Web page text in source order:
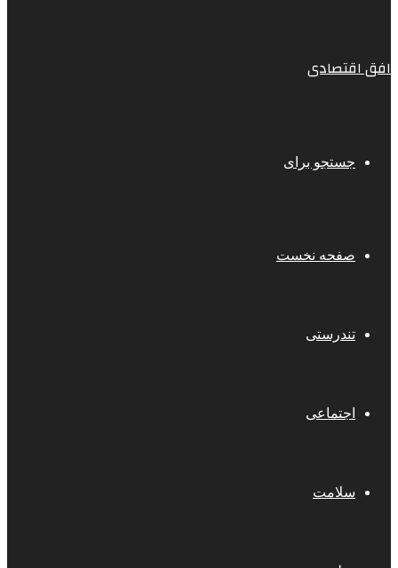
افق اقتصادی
جستجو برای
صفحه نخست
تندرستی
اجتماعی
سلامت